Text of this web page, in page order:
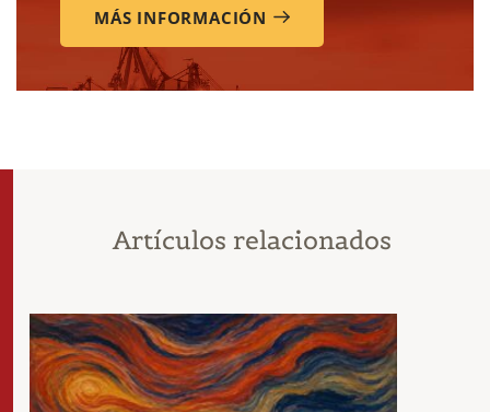
MÁS INFORMACIÓN
Artículos relacionados